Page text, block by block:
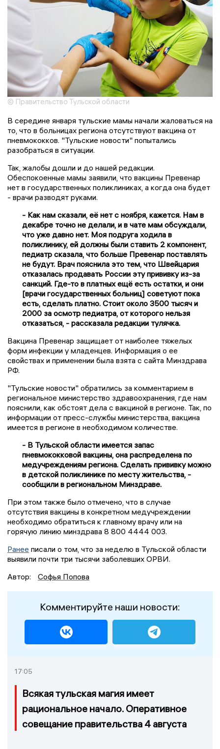
© Правительство Тульской области
В середине января тульские мамы начали жаловаться на
то, что в больницах региона отсутствуют вакцина от
пневмококков. "Тульские новости" попытались
разобраться в ситуации.
Так, жалобы дошли и до нашей редакции.
Обеспокоенные мамы заявили, что вакцины Превенар
нет в государственных поликлиниках, а когда она будет
- врачи разводят руками.
- Как нам сказали, её нет с ноября, кажется. Нам в
декабре точно не делали, и в чате мам обсуждали,
что уже давно нет. Моя подруга ходила в
поликлинику, ей должны были ставить 2 компонент,
педиатр сказала, что больше Превенар поставлять
не будут. Врач пояснила это тем, что Швейцария
отказалась продавать России эту прививку из-за
санкций. Где-то в платных ещё есть остатки, и они
[врачи государственных больниц] советуют пока
есть, сделать платно. Стоит около 3500 тысяч и
2000 за осмотр педиатра, от которого нельзя
отказаться, - рассказала редакции тулячка.
Вакцина Превенар защищает от наиболее тяжелых
форм инфекции у младенцев. Информация о ее
свойствах и применении была взята с сайта Минздрава
РФ.
"Тульские новости" обратились за комментарием в
региональное министерство здравоохранения, где нам
пояснили, как обстоят дела с вакциной в регионе. Так, по
информации от пресс-службы министерства, вакцина
имеется в регионе в необходимом количестве.
- В Тульской области имеется запас
пневмококковой вакцины, она распределена по
медучреждениям региона. Сделать прививку можно
в детской поликлинике по месту жительства, -
сообщили в региональном Минздраве.
При этом также было отмечено, что в случае
отсутствия вакцины в конкретном медучреждении
необходимо обратиться к главному врачу или на
горячую линию минздрава 8 800 4444 003.
Ранее писали о том, что за неделю в Тульской области
выявили почти три тысячи заболевших ОРВИ.
Автор:
Софья Попова
Комментируйте наши новости:
17:05
Всякая тульская магия имеет
рациональное начало. Оперативное
совещание правительства 4 августа